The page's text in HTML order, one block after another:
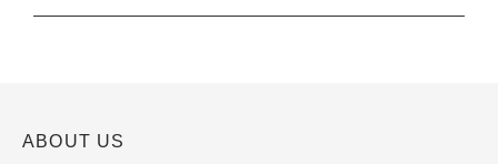
ABOUT US